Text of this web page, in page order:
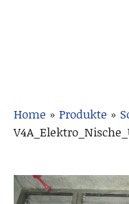
Home » Produkte »